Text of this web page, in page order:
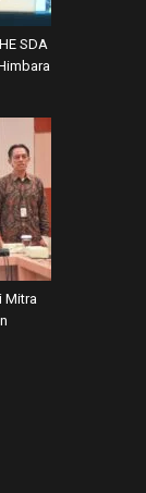
SDA
Mitra